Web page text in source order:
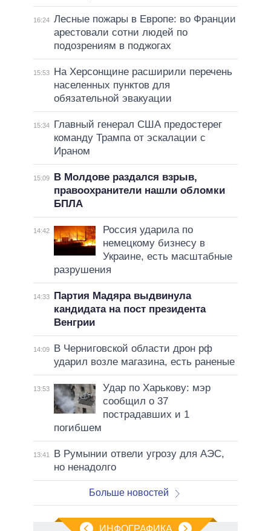
16:24 Лесные пожары в Европе: во Франции
арестовали сотни людей по
подозрениям в поджогах
15:53
На Херсонщине расширили перечень
населенных пунктов для
обязательной эвакуации
15:34
Главный генерал США предостерег
команду Трампа от эскалации с
Ираном
15:09
В Молдове раздался взрыв,
правоохранители нашли обломки
БПЛА
14:42
Россия ударила по
немецкому бизнесу в
Украине, есть масштабные
разрушения
14:33
Партия Мадяра выдвинула
кандидата на пост президента
Венгрии
14:09
В Черниговской области дрон рф
ударил возле магазина, есть раненые
13:53
Удар по Харькову: мэр
сообщил о 37
пострадавших и 1
погибшем
13:41
В Румынии отвели угрозу для АЭС,
но ненадолго
Больше новостей